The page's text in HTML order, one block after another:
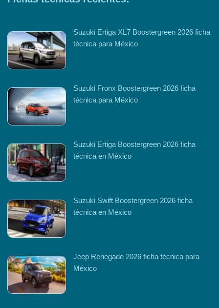
Suzuki Ertiga XL7 Boostergreen 2026 ficha
técnica para México
Suzuki Fronx Boostergreen 2026 ficha
técnica para México
Suzuki Ertiga Boostergreen 2026 ficha
técnica en México
Suzuki Swift Boostergreen 2026 ficha
técnica en México
Jeep Renegade 2026 ficha técnica para
México